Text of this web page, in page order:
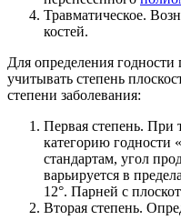
Травматическое.
костей.
Для определения
учитывать степень
степени заболевания:
Первая степень. При
категорию годности
стандартам, угол
варьируется в
12°. Парней с
Вторая степень.